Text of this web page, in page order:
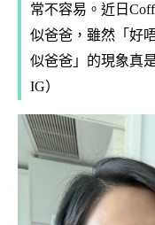
常不容易。近日
似爸爸，雖然「好
似爸爸」的現象真
IG）